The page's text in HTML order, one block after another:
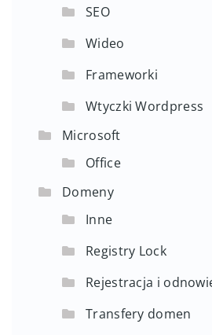
SEO
Wideo
Frameworki
Wtyczki Wordpress
Microsoft
Office
Domeny
Inne
Registry Lock
Rejestracja i
Transfery domen